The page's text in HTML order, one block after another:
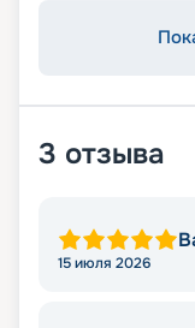
3 отзыва
15 июля 2026